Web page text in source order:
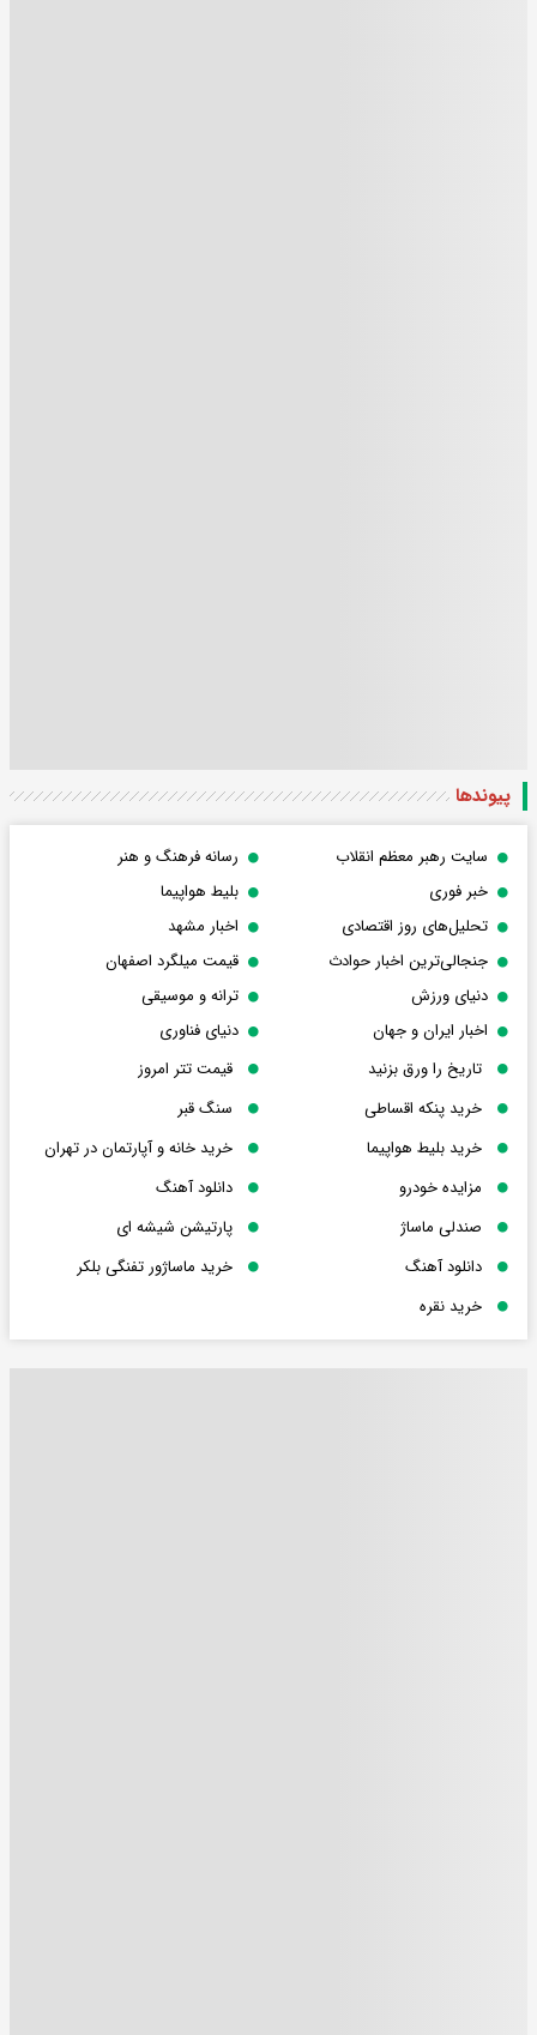
پیوندها
سایت رهبر معظم انقلاب
رسانه فرهنگ و هنر
خبر فوری
بلیط هواپیما
تحلیل‌های روز اقتصادی
اخبار مشهد
جنجالی‌ترین اخبار حوادث
قیمت میلگرد اصفهان
دنیای ورزش
ترانه و موسیقی
اخبار ایران و جهان
دنیای فناوری
تاریخ را ورق بزنید
قیمت تتر امروز
خرید پنکه اقساطی
سنگ قبر
خرید بلیط هواپیما
خرید خانه و آپارتمان در تهران
مزایده خودرو
دانلود آهنگ
صندلی ماساژ
پارتیشن شیشه ای
دانلود آهنگ
خرید ماساژور تفنگی بلکر
خرید نقره